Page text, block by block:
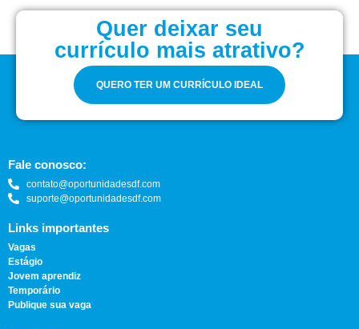
Quer deixar seu
currículo mais atrativo?
QUERO TER UM CURRÍCULO IDEAL
Fale conosco:
contato@oportunidadesdf.com
suporte@oportunidadesdf.com
Links importantes
Vagas
Estágio
Jovem aprendiz
Temporário
Publique sua vaga